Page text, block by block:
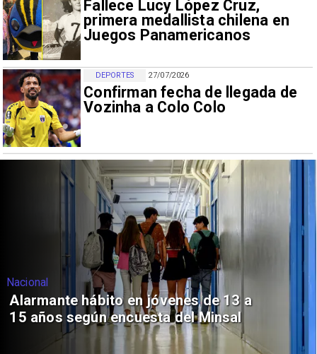
Fallece Lucy López Cruz,
primera medallista chilena en
Juegos Panamericanos
27/07/2026
Confirman fecha de llegada de
Vozinha a Colo Colo
DEPORTES
Nacional
Alarmante hábito en jóvenes de 13 a
15 años según encuesta del Minsal